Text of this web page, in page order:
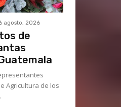
agosto, 2026
de
Agricultura de los